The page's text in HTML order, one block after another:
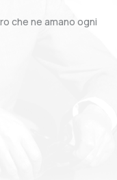
che ne amano ogni